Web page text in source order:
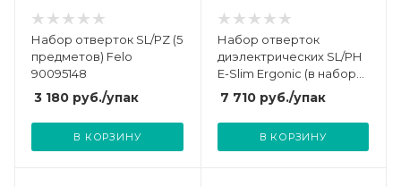
Набор отверток SL/PZ (5
предметов) Felo
90095148
3 180 руб./упак
В КОРЗИНУ
Набор отверток
диэлектрических SL/PH
E-Slim Ergonic (в наборе
5шт) Felo 41385198
7 710руб./упак
В КОРЗИНУ